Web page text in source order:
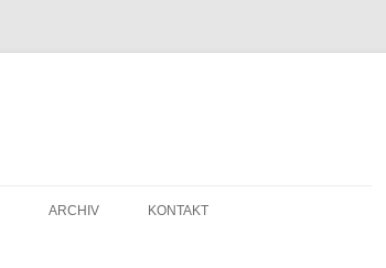
ARCHIV KONTAKT